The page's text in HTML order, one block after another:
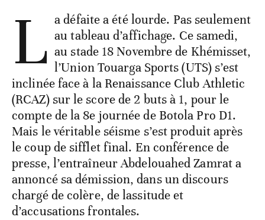
L a défaite a été lourde. Pas seulement
au tableau d’affichage. Ce samedi,
au stade 18 Novembre de Khémisset,
l’Union Touarga Sports (UTS) s’est
inclinée face à la Renaissance Club Athletic
(RCAZ) sur le score de 2 buts à 1, pour le
compte de la 8e journée de Botola Pro D1.
Mais le véritable séisme s’est produit après
le coup de sifflet final. En conférence de
presse, l’entraîneur Abdelouahed Zamrat a
annoncé sa démission, dans un discours
chargé de colère, de lassitude et
d’accusations frontales.